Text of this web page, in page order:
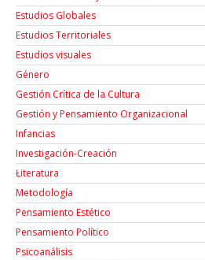
Estudios Globales
Estudios Territoriales
Estudios visuales
Género
Gestión Crítica de la Cultura
Gestión y Pensamiento Organizacional
Infancias
Investigación-Creación
Łiteratura
Metodología
Pensamiento Estético
Pensamiento Político
Psicoanálisis